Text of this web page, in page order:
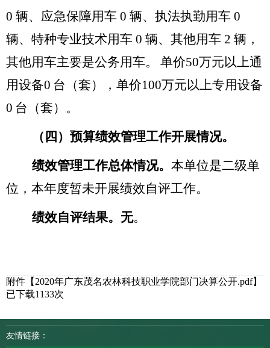
0 辆、应急保障用车 0 辆、执法执勤用车 0
辆、特种专业技术用车 0 辆、其他用车 2 辆，
其他用车主要是公务用车。
单价50万元以上通
用设备0 台（套），单价100万元以上专用设备
0 台（套）。
（四）预算绩效管理工作开展情况。
绩效管理工作总体情况。 本单位是二级单
位，本年度暂未开展绩效自评工作。
绩效自评结果。 无。
附件【 2020年广东茂名农林科技职业学院部门决算公开.pdf】
已下载1133次
友情链接：